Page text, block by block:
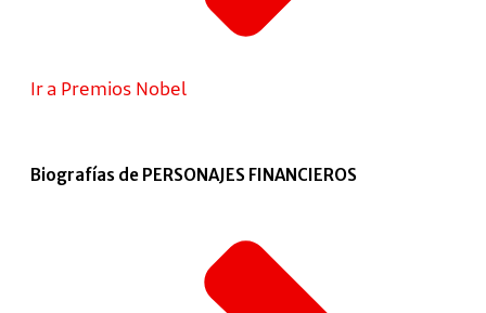
Ir a Premios Nobel
Biografías de PERSONAJES FINANCIEROS